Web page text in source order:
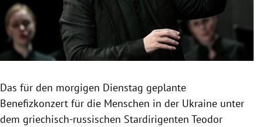
Untermenü
Untermenü
Untermenü
Das für den morgigen Dienstag geplante
Benefizkonzert für die Menschen in der Ukraine unter
dem griechisch-russischen Stardirigenten Teodor